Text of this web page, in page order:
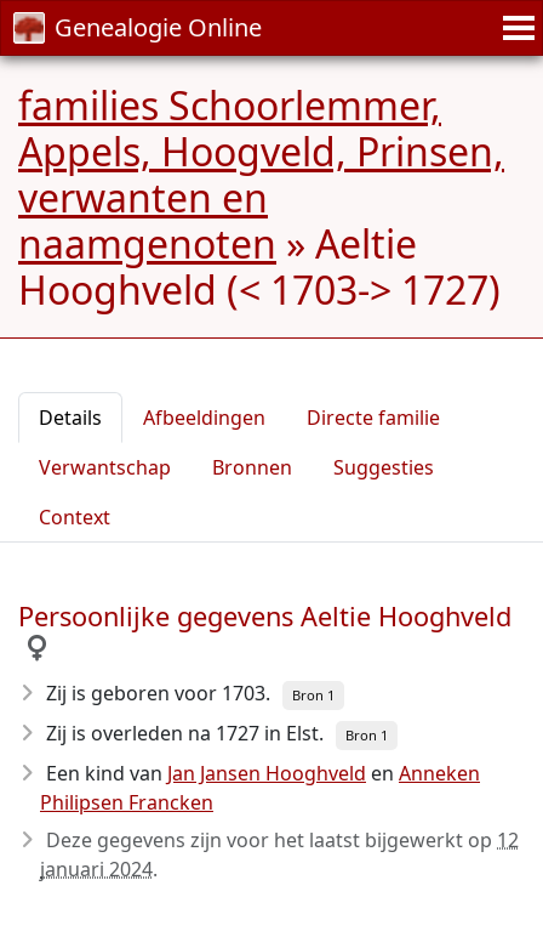
Genealogie Online
families Schoorlemmer,
Appels, Hoogveld, Prinsen,
verwanten en
naamgenoten » Aeltie
Hooghveld (< 1703-> 1727)
Details Afbeeldingen
Directe familie
Verwantschap
Bronnen
Suggesties
Context
Persoonlijke gegevens Aeltie Hooghveld
Zij is geboren voor 1703. Bron 1
Zij is overleden na 1727 in Elst. Bron 1
Een kind van Jan Jansen Hooghveld en Anneken
Philipsen Francken
Deze gegevens zijn voor het laatst bijgewerkt op 12
januari 2024.